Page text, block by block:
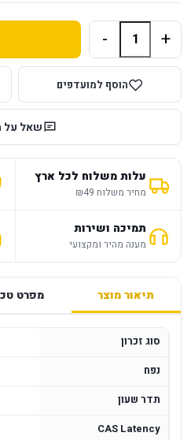
+
-
הוסף למועדפים
שאל על
עלות משלוח לכל ארץ
מחיר משלוח ₪49
תמיכה ושירות
מענה מהיר ומקצועי
תיאור מוצר מפרט
סוג זכרון
נפח
תדר שעון
CAS Latency